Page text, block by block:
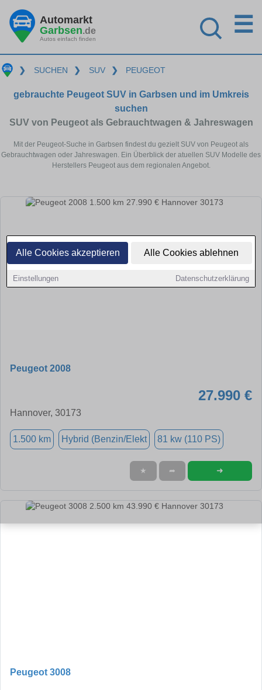
Alle Cookies akzeptieren Alle Cookies ablehnen
Einstellungen Datenschutzerklärung
Automarkt
Garbsen.de
Autos einfach finden
☰
❯ SUCHEN ❯ SUV ❯ PEUGEOT
gebrauchte Peugeot SUV in Garbsen und im Umkreis
suchen
SUV von Peugeot als Gebrauchtwagen & Jahreswagen
Mit der Peugeot-Suche in Garbsen findest du gezielt SUV von Peugeot als
Gebrauchtwagen oder Jahreswagen. Ein Überblick der atuellen SUV Modelle des
Herstellers Peugeot aus dem regionalen Angebot.
Peugeot 2008
27.990 €
Hannover, 30173
1.500 km Hybrid (Benzin/Elekt 81 kw (110 PS)
★ ➦ ➜
Peugeot 3008